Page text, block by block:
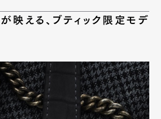
映える、ブティック限定モデ